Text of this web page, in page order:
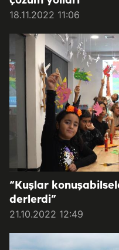
18.11.2022 11:06
“Kuşlar
derlerdi”
21.10.2022 12:49